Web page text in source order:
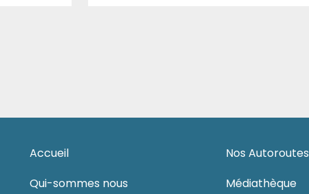
Accueil
Qui-sommes nous
Nos Autoroutes
Médiathèque